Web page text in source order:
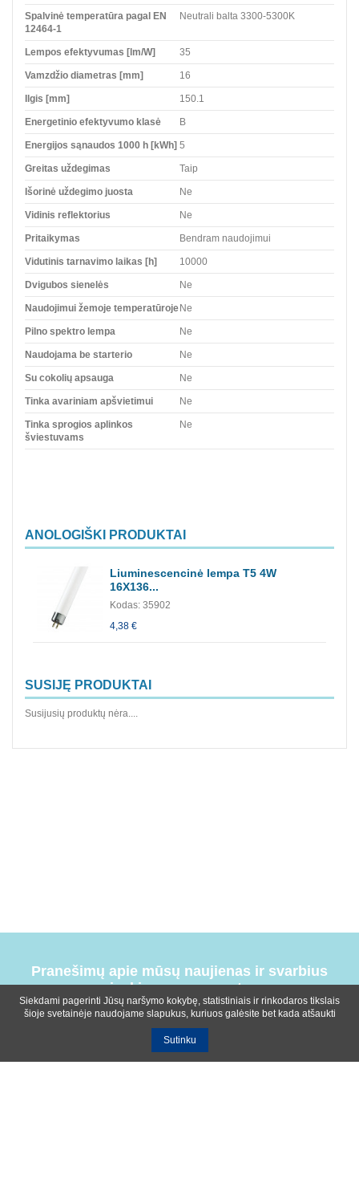
Spalvinė temperatūra pagal EN
12464-1
Neutrali balta 3300-5300K
Lempos efektyvumas [lm/W] 35
Vamzdžio diametras [mm] 16
Ilgis [mm] 150.1
Energetinio efektyvumo klasė B
Energijos sąnaudos 1000 h [kWh] 5
Greitas uždegimas Taip
Išorinė uždegimo juosta Ne
Vidinis reflektorius Ne
Pritaikymas Bendram naudojimui
Vidutinis tarnavimo laikas [h] 10000
Dvigubos sienelės Ne
Naudojimui žemoje temperatūroje Ne
Pilno spektro lempa Ne
Naudojama be starterio Ne
Su cokolių apsauga Ne
Tinka avariniam apšvietimui Ne
Tinka sprogios aplinkos
šviestuvams
Ne
ANOLOGIŠKI PRODUKTAI
Liuminescencinė lempa T5 4W
16X136...
Kodas: 35902
4,38 €
SUSIJĘ PRODUKTAI
Susijusių produktų nėra....
Pranešimų apie mūsų naujienas ir svarbius
įvykius prenumerata
Siekdami pagerinti Jūsų naršymo kokybę, statistiniais ir rinkodaros tikslais
šioje svetainėje naudojame slapukus, kuriuos galėsite bet kada atšaukti
Sutinku